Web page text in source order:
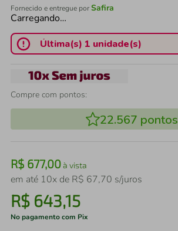
Fornecido e entregue porSafira
Carregando…
Última(s) 1 unidade(s)
Compre com pontos:
22.567 pontos
R$ 677,00à vista
em até 10x de R$ 67,70 s/juros
R$ 643,15
No pagamento com Pix